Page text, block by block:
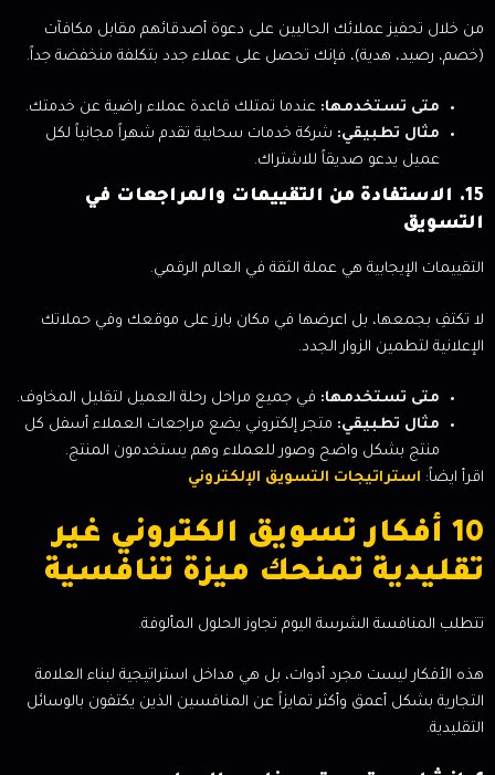
من خلال تحفيز عملائك الحاليين على دعوة أصدقائهم مقابل مكافآت
(خصم، رصيد، هدية)، فإنك تحصل على عملاء جدد بتكلفة منخفضة جداً.
متى تستخدمها: عندما تمتلك قاعدة عملاء راضية عن خدمتك.
مثال تطبيقي: شركة خدمات سحابية تقدم شهراً مجانياً لكل
عميل يدعو صديقاً للاشتراك.
15. الاستفادة من التقييمات والمراجعات في
التسويق
التقييمات الإيجابية هي عملة الثقة في العالم الرقمي.
لا تكتفِ بجمعها، بل اعرضها في مكان بارز على موقعك وفي حملاتك
الإعلانية لتطمين الزوار الجدد.
متى تستخدمها: في جميع مراحل رحلة العميل لتقليل المخاوف.
مثال تطبيقي: متجر إلكتروني يضع مراجعات العملاء أسفل كل
منتج بشكل واضح وصور للعملاء وهم يستخدمون المنتج.
اقرأ ايضاً: استراتيجات التسويق الإلكتروني
10 أفكار تسويق الكتروني غير
تقليدية تمنحك ميزة تنافسية
تتطلب المنافسة الشرسة اليوم تجاوز الحلول المألوفة.
هذه الأفكار ليست مجرد أدوات، بل هي مداخل استراتيجية لبناء العلامة
التجارية بشكل أعمق وأكثر تمايزاً عن المنافسين الذين يكتفون بالوسائل
التقليدية.